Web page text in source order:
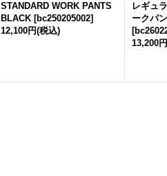
STANDARD WORK PANTS
BLACK [bc250205002]
12,100円(税込)
レギュ
ークパ
[
13,200円